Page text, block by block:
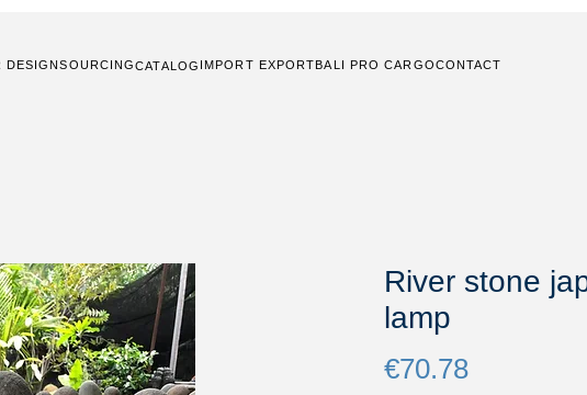
DESIGNSOURCINGCATALOG IMPORT EXPORTBALI PRO CARGOCONTACT
River stone
lamp
€70.78Price